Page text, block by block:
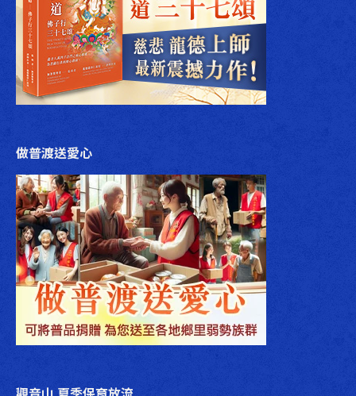
做普渡送愛心